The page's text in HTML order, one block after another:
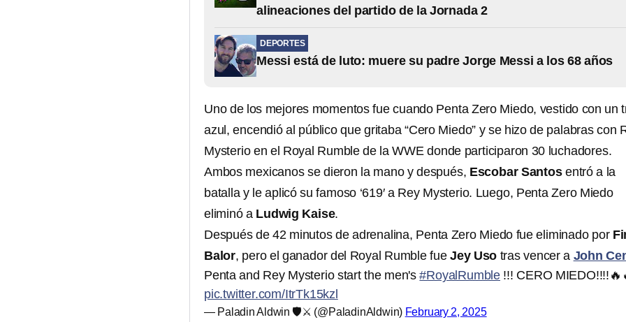
alineaciones del partido de la Jornada 2
DEPORTES
Messi está de luto: muere su padre Jorge Messi a los 68 años
Uno de los mejores momentos fue cuando Penta Zero Miedo, vestido con un
azul, encendió al público que gritaba “Cero Miedo” y se hizo de palabras con
Mysterio en el Royal Rumble de la WWE donde participaron 30 luchadores.
Ambos mexicanos se dieron la mano y después, Escobar Santosentró a la
batalla y le aplicó su famoso ‘619′ a Rey Mysterio. Luego, Penta Zero Miedo
eliminó a Ludwig Kaise.
Después de 42 minutos de adrenalina, Penta Zero Miedo fue eliminado por
Balor, pero el ganador del Royal Rumble fue Jey Uso tras vencer a John
Penta and Rey Mysterio start the men's#RoyalRumble !!! CERO
pic.twitter.com/ItrTk15kzl
— Paladin Aldwin 🛡️⚔️ (@PaladinAldwin) February 2, 2025